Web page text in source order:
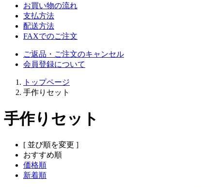
お買い物の流れ
支払方法
配送方法
FAXでのご注文
ご返品・ご注文のキャンセル
会員登録について
トップページ
手作りセット
手作りセット
[ 並び順を変更 ]
おすすめ順
価格順
新着順